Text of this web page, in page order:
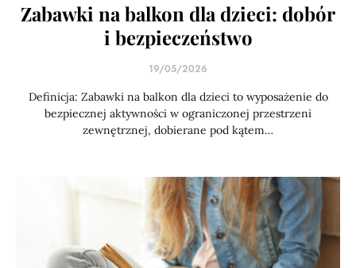
Zabawki na balkon dla dzieci: dobór
i bezpieczeństwo
19/05/2026
Definicja: Zabawki na balkon dla dzieci to wyposażenie do
bezpiecznej aktywności w ograniczonej przestrzeni
zewnętrznej, dobierane pod kątem…